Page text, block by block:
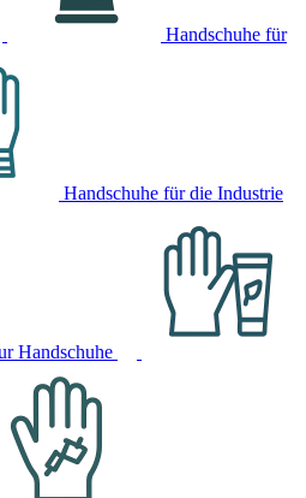
Handschuhe für
Handschuhe für die Industrie
Handschuhe